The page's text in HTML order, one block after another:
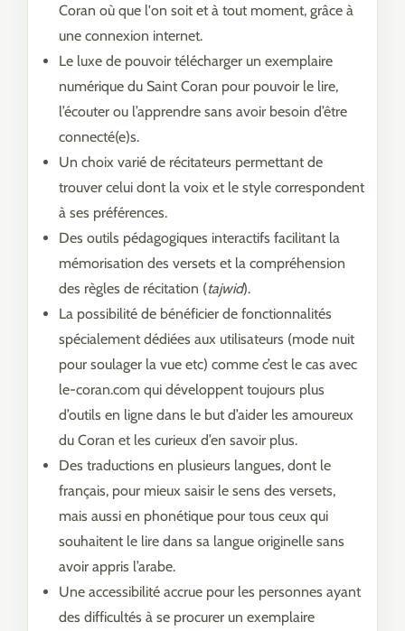
Coran où que l'on soit et à tout moment, grâce à
une connexion internet.
Le luxe de pouvoir télécharger un exemplaire
numérique du Saint Coran pour pouvoir le lire,
l’écouter ou l’apprendre sans avoir besoin d’être
connecté(e)s.
Un choix varié de récitateurs permettant de
trouver celui dont la voix et le style correspondent
à ses préférences.
Des outils pédagogiques interactifs facilitant la
mémorisation des versets et la compréhension
des règles de récitation (tajwid).
La possibilité de bénéficier de fonctionnalités
spécialement dédiées aux utilisateurs (mode nuit
pour soulager la vue etc) comme c’est le cas avec
le-coran.com qui développent toujours plus
d’outils en ligne dans le but d’aider les amoureux
du Coran et les curieux d’en savoir plus.
Des traductions en plusieurs langues, dont le
français, pour mieux saisir le sens des versets,
mais aussi en phonétique pour tous ceux qui
souhaitent le lire dans sa langue originelle sans
avoir appris l’arabe.
Une accessibilité accrue pour les personnes ayant
des difficultés à se procurer un exemplaire